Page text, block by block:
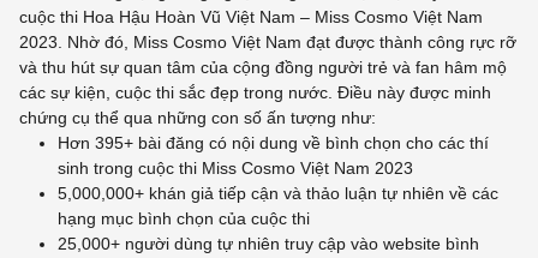
cuộc thi Hoa Hậu Hoàn Vũ Việt Nam – Miss Cosmo Việt Nam
2023. Nhờ đó, Miss Cosmo Việt Nam đạt được thành công rực rỡ
và thu hút sự quan tâm của cộng đồng người trẻ và fan hâm mộ
các sự kiện, cuộc thi sắc đẹp trong nước. Điều này được minh
chứng cụ thể qua những con số ấn tượng như:
Hơn 395+ bài đăng có nội dung về bình chọn cho các thí
sinh trong cuộc thi Miss Cosmo Việt Nam 2023
5,000,000+ khán giả tiếp cận và thảo luận tự nhiên về các
hạng mục bình chọn của cuộc thi
25,000+ người dùng tự nhiên truy cập vào website bình